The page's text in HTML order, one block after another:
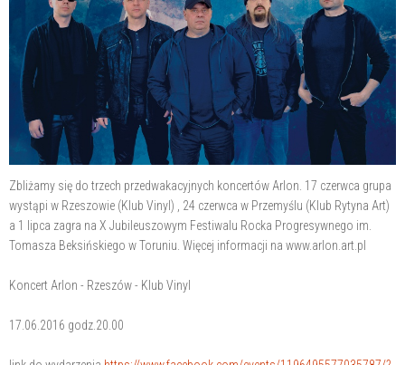
Zbliżamy się do trzech przedwakacyjnych koncertów Arlon. 17 czerwca grupa
wystąpi w Rzeszowie (Klub Vinyl) , 24 czerwca w Przemyślu (Klub Rytyna Art)
a 1 lipca zagra na X Jubileuszowym Festiwalu Rocka Progresywnego im.
Tomasza Beksińskiego w Toruniu. Więcej informacji na www.arlon.art.pl
Koncert Arlon - Rzeszów - Klub Vinyl
17.06.2016 godz.20.00